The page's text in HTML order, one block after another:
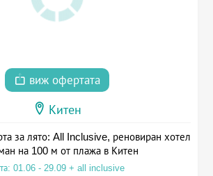
виж офертата
Китен
за лято: All Inclusive, реновиран хотел
на 100 м от плажа в Китен
01.06 - 29.09 + all inclusive